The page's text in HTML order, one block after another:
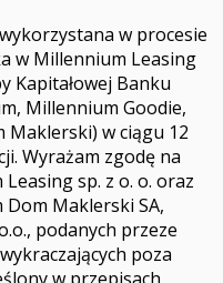
w procesie
w Millennium Leasing
Kapitałowej Banku
Millennium Goodie,
w ciągu 12
Wyrażam zgodę na
sp. z o. o. oraz
Maklerski SA,
podanych przeze
poza